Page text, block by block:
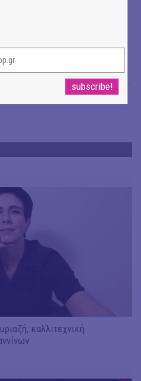
Μουσική: Οδυσσέας
Επιμέλεια:
Ελένη Χούμου
Βαγγέλης Μαρινάκης
καλλιτεχνική